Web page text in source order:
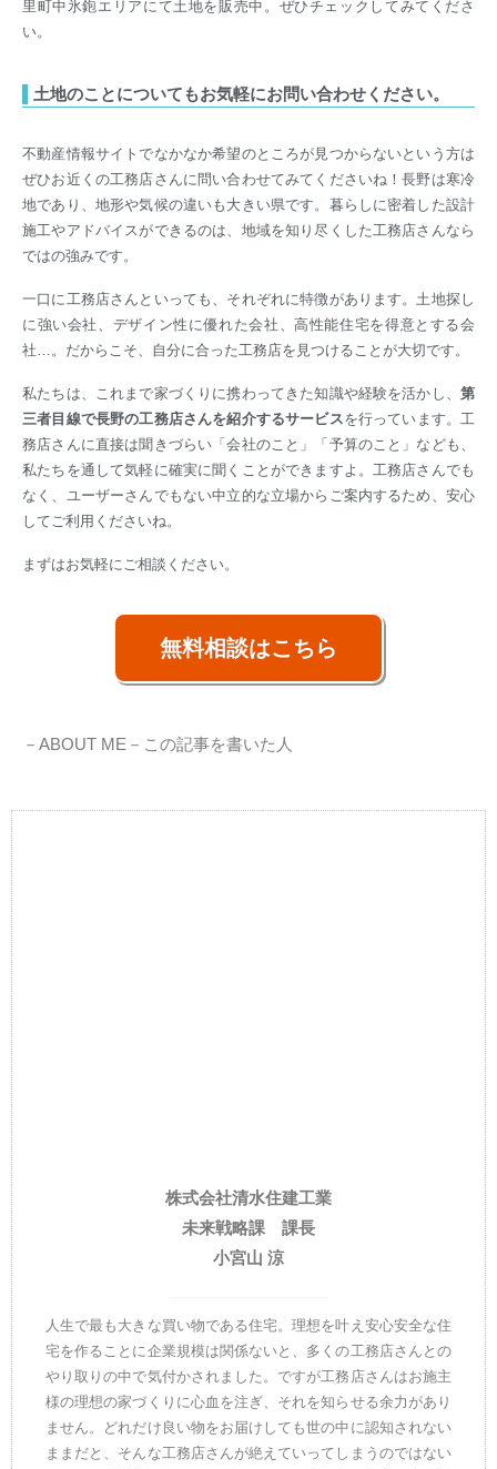
里町中氷鉋エリアにて土地を販売中。ぜひチェックしてみてくださ
い。
土地のことについてもお気軽にお問い合わせください。
不動産情報サイトでなかなか希望のところが見つからないという方は
ぜひお近くの工務店さんに問い合わせてみてくださいね！長野は寒冷
地であり、地形や気候の違いも大きい県です。暮らしに密着した設計
施工やアドバイスができるのは、地域を知り尽くした工務店さんなら
ではの強みです。
一口に工務店さんといっても、それぞれに特徴があります。土地探し
に強い会社、デザイン性に優れた会社、高性能住宅を得意とする会
社…。だからこそ、自分に合った工務店を見つけることが大切です。
私たちは、これまで家づくりに携わってきた知識や経験を活かし、 第
三者目線で長野の工務店さんを紹介するサービスを行っています。工
務店さんに直接は聞きづらい「会社のこと」「予算のこと」なども、
私たちを通して気軽に確実に聞くことができますよ。工務店さんでも
なく、ユーザーさんでもない中立的な立場からご案内するため、安心
してご利用くださいね。
まずはお気軽にご相談ください。
無料相談はこちら
－ABOUT ME－ この記事を書いた人
株式会社清水住建工業
未来戦略課 課長
小宮山 涼
人生で最も大きな買い物である住宅。理想を叶え安心安全な住
宅を作ることに企業規模は関係ないと、多くの工務店さんとの
やり取りの中で気付かされました。ですが工務店さんはお施主
様の理想の家づくりに心血を注ぎ、それを知らせる余力があり
ません。どれだけ良い物をお届けしても世の中に認知されない
ままだと、そんな工務店さんが絶えていってしまうのではない